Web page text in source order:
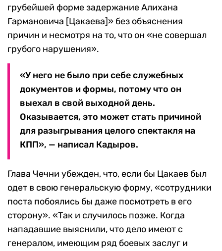
грубейшей форме задержание Алихана
Гармановича [Цакаева]» без объяснения
причин и несмотря на то, что он «не совершал
грубого нарушения».
«У него не было при себе служебных
документов и формы, потому что он
выехал в свой выходной день.
Оказывается, это может стать причиной
для разыгрывания целого спектакля на
КПП», — написал Кадыров.
Глава Чечни убежден, что, если бы Цакаев был
одет в свою генеральскую форму, «сотрудники
поста побоялись бы даже посмотреть в его
сторону». «Так и случилось позже. Когда
нападавшие выяснили, что дело имеют с
генералом, имеющим ряд боевых заслуг и